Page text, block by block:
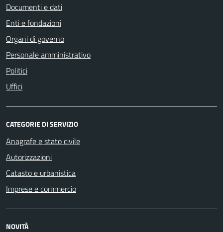
Documenti e dati
Enti e fondazioni
Organi di governo
Personale amministrativo
Politici
Uffici
CATEGORIE DI SERVIZIO
Anagrafe e stato civile
Autorizzazioni
Catasto e urbanistica
Imprese e commercio
NOVITÀ